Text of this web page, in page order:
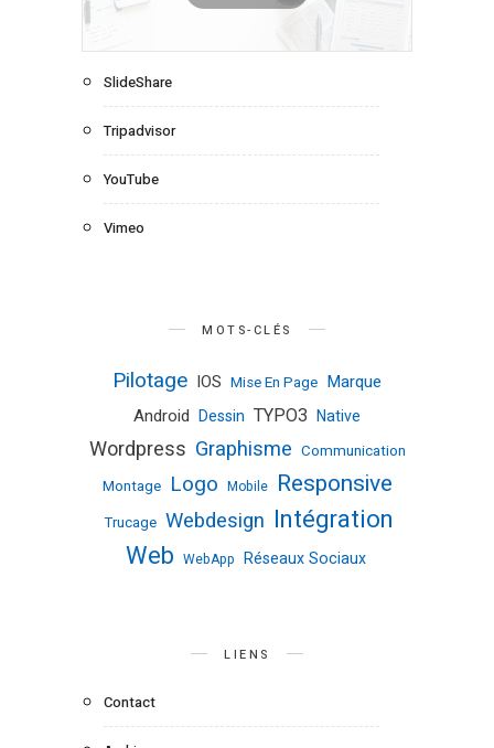
SlideShare
Tripadvisor
YouTube
Vimeo
MOTS-CLÉS
Pilotage IOS Mise En Page Marque
Android Dessin TYPO3 Native
Wordpress Graphisme Communication
Montage Logo Mobile Responsive
Trucage Webdesign Intégration
Web WebApp Réseaux Sociaux
LIENS
Contact